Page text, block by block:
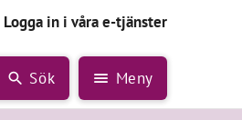
Logga in i våra e-tjänster
Sök Meny